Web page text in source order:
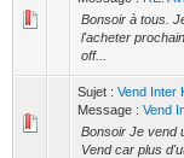
Bonsoir à tous.
l'acheter
off...
Sujet : Vend Inter
Message : Vend
Bonsoir Je vend
Vend car plus